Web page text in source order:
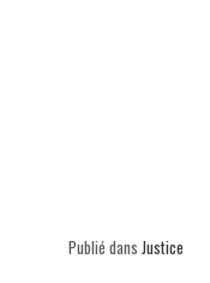
Publié dans Justice